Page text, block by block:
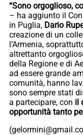
“Sono orgoglioso,
– ha aggiunto il
in Puglia, Dario
creazione di un
l’Armenia,
altrettanto
della Regione e di
ad essere grande
comunità, hanno
sono sempre stati
a partecipare, con il
opportunità tanto